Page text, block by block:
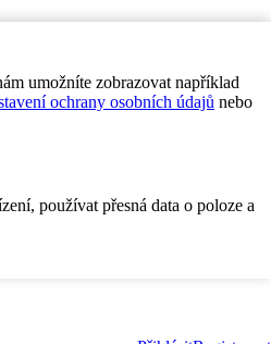
umožníte zobrazovat například
ochrany osobních údajů nebo
používat přesná data o poloze a